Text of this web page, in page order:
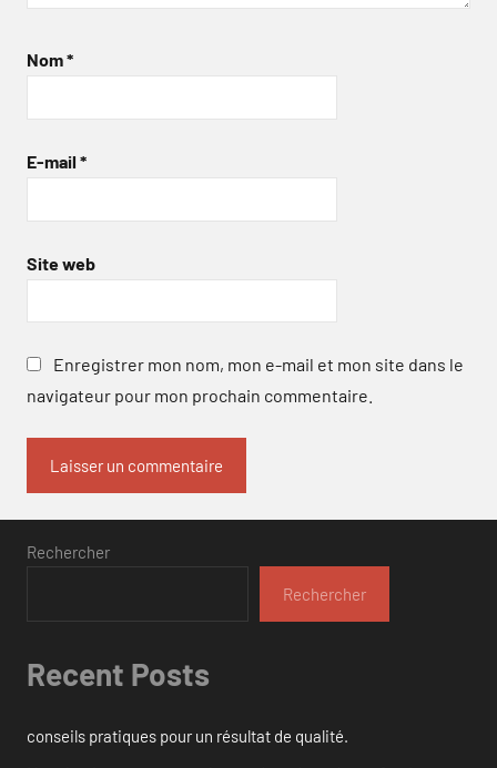
Nom*
E-mail *
Site web
Enregistrer mon nom, mon e-mail et mon site dans le
navigateur pour mon prochain commentaire.
Rechercher
Rechercher
Recent Posts
conseils pratiques pour un résultat de qualité.